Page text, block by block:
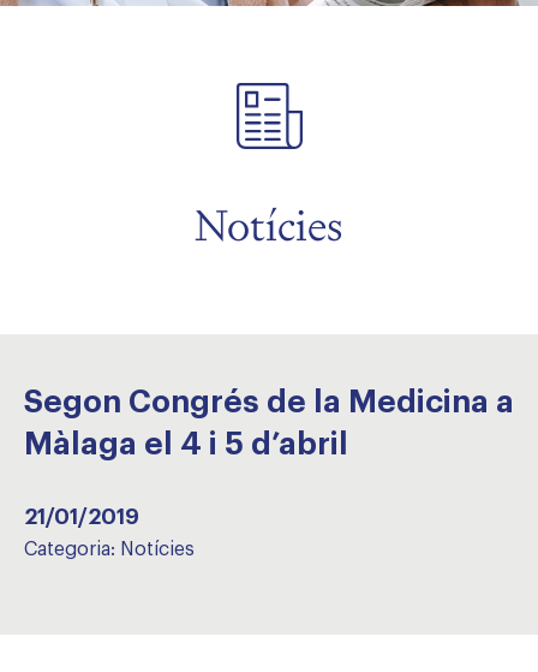
Notícies
Segon Congrés de la Medicina a
Màlaga el 4 i 5 d’abril
21/01/2019
Categoria: Notícies